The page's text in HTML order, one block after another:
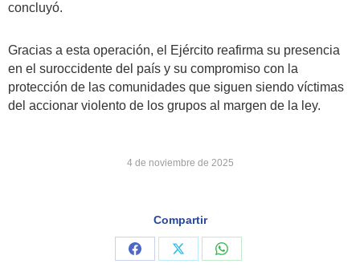
concluyó.
Gracias a esta operación, el Ejército reafirma su presencia
en el suroccidente del país y su compromiso con la
protección de las comunidades que siguen siendo víctimas
del accionar violento de los grupos al margen de la ley.
4 de noviembre de 2025
Compartir
Share
Share
Share